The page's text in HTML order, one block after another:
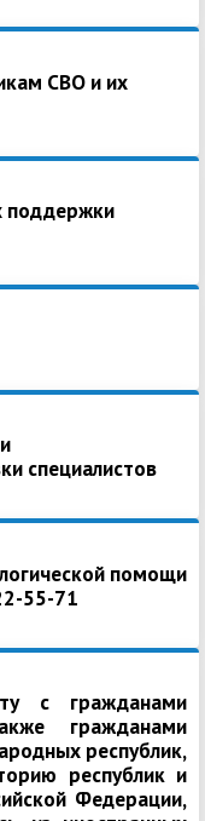
СВО и их
поддержки
специалистов
помощи
55-71
с гражданами
гражданами
республик,
республик и
Федерации,